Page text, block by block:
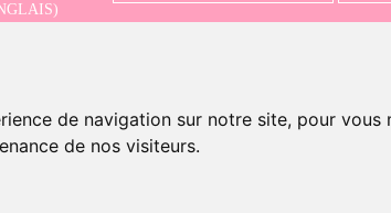
de navigation sur notre site, pour vous
de nos visiteurs.